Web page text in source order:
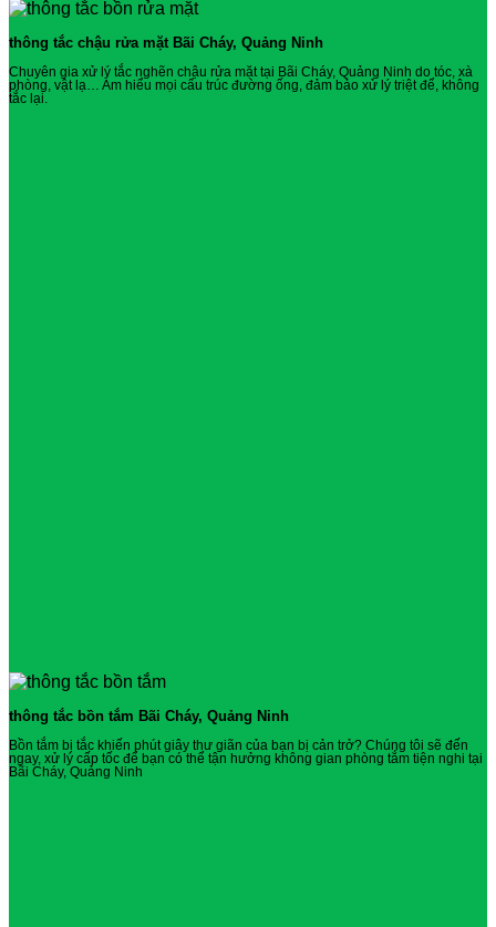
thông tắc chậu rửa mặt Bãi Cháy, Quảng Ninh
Chuyên gia xử lý tắc nghẽn chậu rửa mặt tại Bãi Cháy, Quảng Ninh do tóc, xà
phòng, vật lạ… Am hiểu mọi cấu trúc đường ống, đảm bảo xử lý triệt để, không
tắc lại.
thông tắc bồn tắm Bãi Cháy, Quảng Ninh
Bồn tắm bị tắc khiến phút giây thư giãn của bạn bị cản trở? Chúng tôi sẽ đến
ngay, xử lý cấp tốc để bạn có thể tận hưởng không gian phòng tắm tiện nghi tại
Bãi Cháy, Quảng Ninh